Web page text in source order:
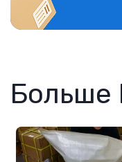
Больше